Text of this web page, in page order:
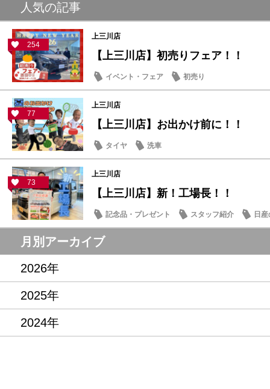
人気の記事
254
上三川店
【上三川店】初売りフェア！！
イベント・フェア 初売り
77
上三川店
【上三川店】お出かけ前に！！
タイヤ 洗車
73
上三川店
【上三川店】新！工場長！！
記念品・プレゼント スタッフ紹介 日
月別アーカイブ
2026年
2025年
2024年